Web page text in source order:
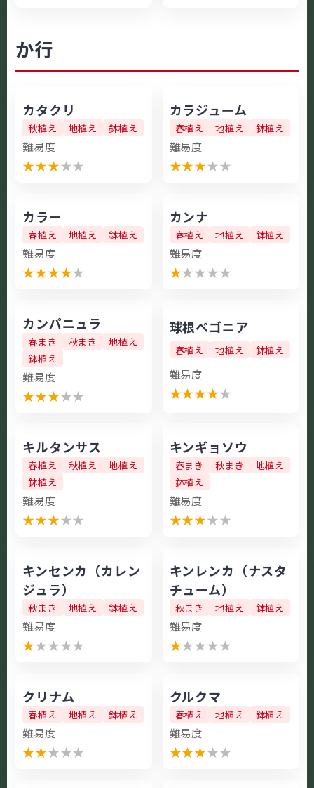
か行
カタクリ
秋植え 地植え 鉢植え
難易度
★★★★★
カラジューム
春植え 地植え 鉢植え
難易度
★★★★★
カラー
春植え 地植え 鉢植え
難易度
★★★★★
カンナ
春植え 地植え 鉢植え
難易度
★★★★★
カンパニュラ
春まき 秋まき
地植え
鉢植え
難易度
★★★★★
球根ベゴニア
春植え 地植え 鉢植え
難易度
★★★★★
キルタンサス
春植え 秋植え
地植え
鉢植え
難易度
★★★★★
キンギョソウ
春まき 秋まき
地植え
鉢植え
難易度
★★★★★
キンセンカ（カレン
ジュラ）
秋まき 地植え 鉢植え
難易度
★★★★★
キンレンカ（ナスタ
チューム）
秋まき 地植え 鉢植え
難易度
★★★★★
クリナム
春植え 地植え 鉢植え
難易度
★★★★★
クルクマ
春植え 地植え 鉢植え
難易度
★★★★★